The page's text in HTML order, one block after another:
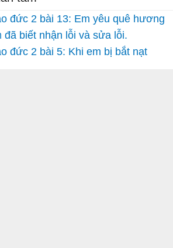
đức 2 bài 13: Em yêu quê hương
đã biết nhận lỗi và sửa lỗi.
đức 2 bài 5: Khi em bị bắt nạt